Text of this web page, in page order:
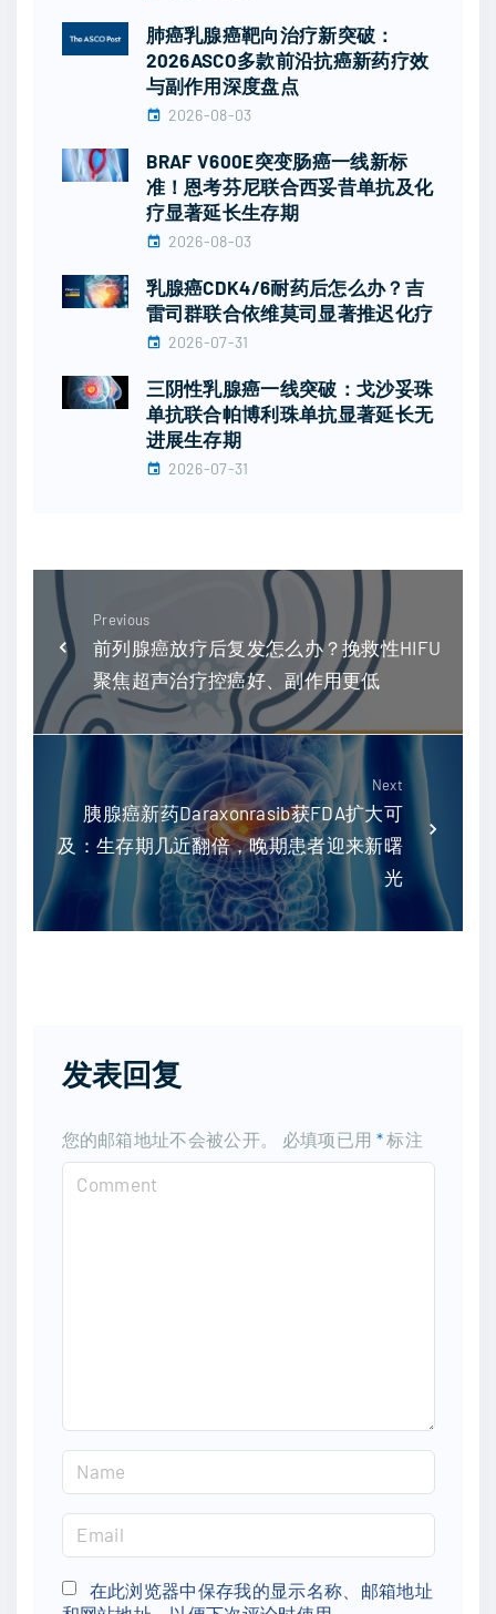
肺癌乳腺癌靶向治疗新突破：
2026ASCO多款前沿抗癌新药疗效
与副作用深度盘点
2026-08-03
BRAF V600E突变肠癌一线新标
准！恩考芬尼联合西妥昔单抗及化
疗显著延长生存期
2026-08-03
乳腺癌CDK4/6耐药后怎么办？吉
雷司群联合依维莫司显著推迟化疗
2026-07-31
三阴性乳腺癌一线突破：戈沙妥珠
单抗联合帕博利珠单抗显著延长无
进展生存期
2026-07-31
Previous
前列腺癌放疗后复发怎么办？挽救性HIFU
聚焦超声治疗控癌好、副作用更低
Next
胰腺癌新药Daraxonrasib获FDA扩大可
及：生存期几近翻倍，晚期患者迎来新曙
光
发表回复
您的邮箱地址不会被公开。 必填项已用 *标注
a
e
*
m
a
在此浏览器中保存我的显示名称、邮箱地址